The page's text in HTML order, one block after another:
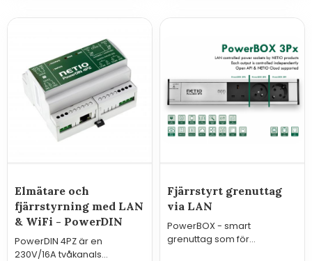
Elmätare och
fjärrstyrning med LAN
& WiFi - PowerDIN
PowerDIN 4PZ är en
230V/16A tvåkanals
Fjärrstyrt grenuttag
via LAN
PowerBOX - smart
grenuttag som för